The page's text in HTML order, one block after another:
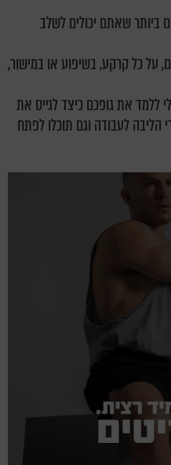
ביותר שאתם יכולים לשלב
על כל קרקע, בשיפוע או במישור,
ללמד את גופכם כיצד לגייס את
הליבה לעבודה וגם תוכלו לפתח